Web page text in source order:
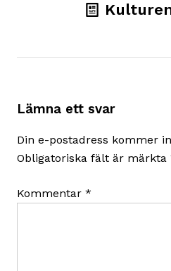
Lämna ett svar
Din e-postadress kommer
Obligatoriska fält är märkta
Kommentar *